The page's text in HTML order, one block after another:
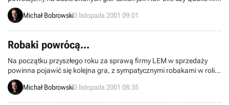
Być może do tego grona dołączy wkrótce znakomita gra taktyczna
Operation Flashpoint. Trzeba przyznać, że ten tytuł wydaje się być
Jednym z nich jest Invasion 1944.
Michał Bobrowski3 listopada 2001 09:01
Robaki powrócą...
Na początku przyszłego roku za sprawą firmy LEM w sprzedaży
powinna pojawić się kolejna gra, z sympatycznymi robakami w roli
głównej. Worms Blast 3D, bo o tym tytule mowa, to kolejna część
serii Worms, której twórcami są członkowie Team 17. Gra zostanie
Michał Bobrowski3 listopada 2001 08:35